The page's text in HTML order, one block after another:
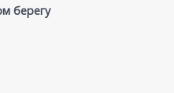
берегу